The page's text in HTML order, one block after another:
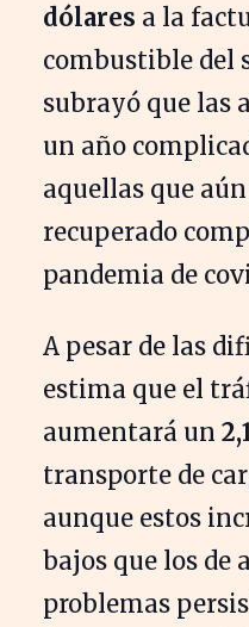
dólares a la
combustible del
subrayó que las
un año
aquellas que
recuperado
pandemia de
A pesar de las
estima que el
aumentará un
transporte de
aunque estos
bajos que los de
problemas